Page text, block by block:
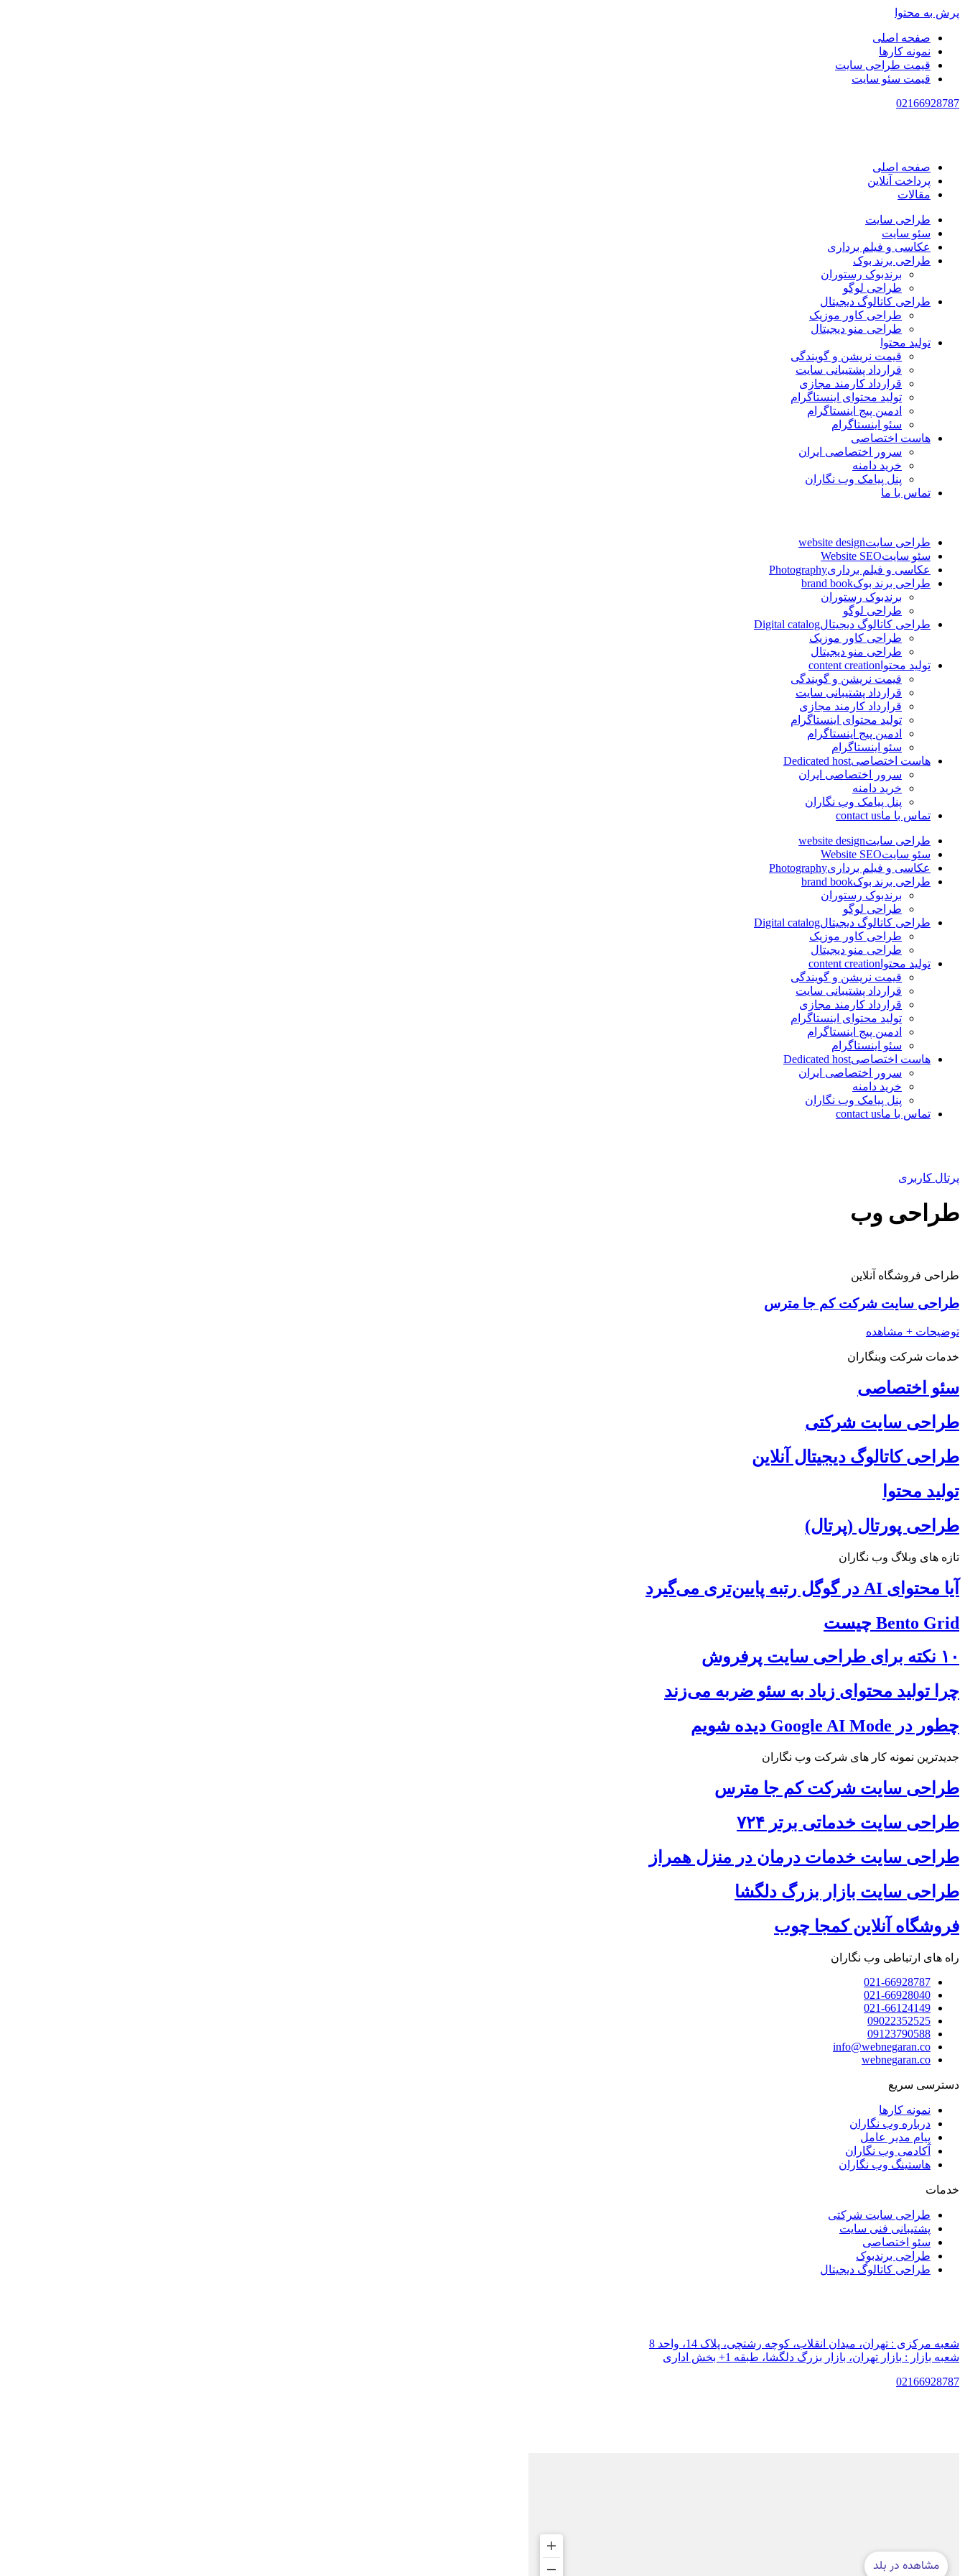
پرش به محتوا
صفحه اصلی
نمونه کارها
قیمت طراحی سایت
قیمت سئو سایت
02166928787
صفحه اصلی
پرداخت آنلاین
مقالات
طراحی سایت
سئو سایت
عکاسی و فیلم برداری
طراحی برند بوک
برندبوک رستوران
طراحی لوگو
طراحی کاتالوگ دیجیتال
طراحی کاور موزیک
طراحی منو دیجیتال
تولید محتوا
قیمت نریشن و گویندگی
قرارداد پشتیبانی سایت
قرارداد کارمند مجازی
تولید محتوای اینستاگرام
ادمین پیج اینستاگرام
سئو اینستاگرام
هاست اختصاصی
سرور اختصاصی ایران
خرید دامنه
پنل پیامک وب نگاران
تماس با ما
طراحی سایتwebsite design
سئو سایتWebsite SEO
عکاسی و فیلم برداریPhotography
طراحی برند بوکbrand book
برندبوک رستوران
طراحی لوگو
طراحی کاتالوگ دیجیتالDigital catalog
طراحی کاور موزیک
طراحی منو دیجیتال
تولید محتوا content creation
قیمت نریشن و گویندگی
قرارداد پشتیبانی سایت
قرارداد کارمند مجازی
تولید محتوای اینستاگرام
ادمین پیج اینستاگرام
سئو اینستاگرام
هاست اختصاصیDedicated host
سرور اختصاصی ایران
خرید دامنه
پنل پیامک وب نگاران
تماس با ماcontact us
طراحی سایتwebsite design
سئو سایتWebsite SEO
عکاسی و فیلم برداریPhotography
طراحی برند بوکbrand book
برندبوک رستوران
طراحی لوگو
طراحی کاتالوگ دیجیتالDigital catalog
طراحی کاور موزیک
طراحی منو دیجیتال
تولید محتوا content creation
قیمت نریشن و گویندگی
قرارداد پشتیبانی سایت
قرارداد کارمند مجازی
تولید محتوای اینستاگرام
ادمین پیج اینستاگرام
سئو اینستاگرام
هاست اختصاصیDedicated host
سرور اختصاصی ایران
خرید دامنه
پنل پیامک وب نگاران
تماس با ماcontact us
پرتال کاربری
طراحی وب
طراحی فروشگاه آنلاین
طراحی سایت شرکت کم جا مترس
توضیحات + مشاهده
خدمات شرکت وبنگاران
سئو اختصاصی
طراحی سایت شرکتی
طراحی کاتالوگ دیجیتال آنلاین
تولید محتوا
طراحی پورتال (پرتال)
تازه های وبلاگ وب نگاران
آیا محتوای AI در گوگل رتبه پایین‌تری می‌گیرد
Bento Grid چیست
۱۰ نکته برای طراحی سایت پرفروش
چرا تولید محتوای زیاد به سئو ضربه می‌زند
چطور در Google AI Mode دیده شویم
جدیدترین نمونه کار های شرکت وب نگاران
طراحی سایت شرکت کم جا مترس
طراحی سایت خدماتی برتر ۷۲۴
طراحی سایت خدمات درمان در منزل همراز
طراحی سایت بازار بزرگ دلگشا
فروشگاه آنلاین کمجا چوب
راه های ارتباطی وب نگاران
021-66928787
021-66928040
021-66124149
09022352525
09123790588
info@webnegaran.co
webnegaran.co
دسترسی سریع
نمونه کارها
درباره وب نگاران
پیام مدیر عامل
آکادمی وب نگاران
هاستینگ وب نگاران
خدمات
طراحی سایت شرکتی
پشتیبانی فنی سایت
سئو اختصاصی
طراحی برندبوک
طراحی کاتالوگ دیجیتال
شعبه مرکزی : تهران، میدان انقلاب، کوچه رشتچی، پلاک 14، واحد 8
شعبه بازار : بازار تهران، بازار بزرگ دلگشا، طبقه 1+ بخش اداری
02166928787